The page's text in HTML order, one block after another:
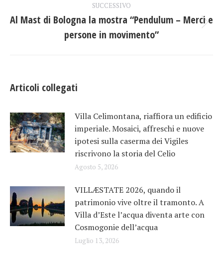
post
SUCCESSIVO
Prossimo
post:
Al Mast di Bologna la mostra “Pendulum – Merci e
persone in movimento”
Articoli collegati
Villa Celimontana, riaffiora un edificio
imperiale. Mosaici, affreschi e nuove
ipotesi sulla caserma dei Vigiles
riscrivono la storia del Celio
Agosto 5, 2026
VILLÆSTATE 2026, quando il
patrimonio vive oltre il tramonto. A
Villa d’Este l’acqua diventa arte con
Cosmogonie dell’acqua
Luglio 13, 2026